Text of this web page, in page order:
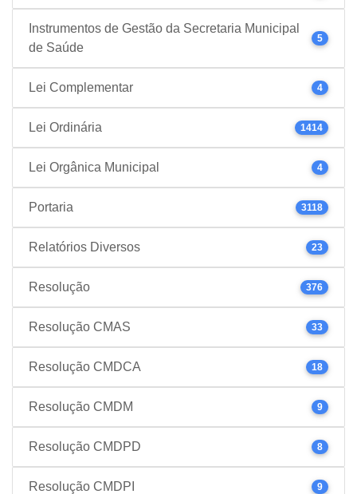
Instrumentos de Gestão da Secretaria Municipal
de Saúde
5
Lei Complementar 4
Lei Ordinária 1414
Lei Orgânica Municipal 4
Portaria 3118
Relatórios Diversos 23
Resolução 376
Resolução CMAS 33
Resolução CMDCA 18
Resolução CMDM 9
Resolução CMDPD 8
Resolução CMDPI 9